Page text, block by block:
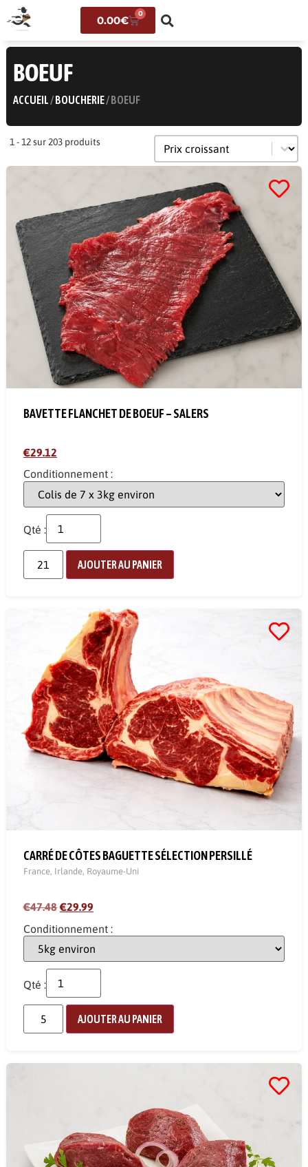
0.00€
0
BOEUF
ACCUEIL /BOUCHERIE/ BOEUF
1 - 12 sur 203 produits Tri
Trier le contenu
BAVETTE FLANCHET DE BOEUF – SALERS
€29.12
Conditionnement :
Qté :
AJOUTER AU PANIER
CARRÉ DE CÔTES BAGUETTE SÉLECTION PERSILLÉ
France, Irlande, Royaume-Uni
€47.48 €29.99
Conditionnement :
Qté :
AJOUTER AU PANIER